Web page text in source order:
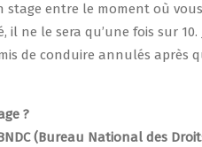
stage entre le moment où
il ne le sera qu’une fois sur
de conduire annulés après
?
(Bureau National des